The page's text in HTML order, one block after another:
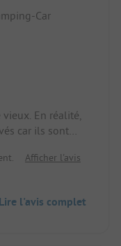
Car
En réalité,
car ils sont
essentiels,
roues ou une
Afficher l'avis
Lire l'avis complet